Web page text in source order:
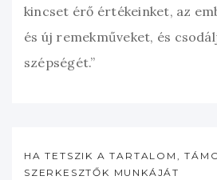
kincset érő értékeinket, az
és új remekműveket, és
szépségét.”
HA TETSZIK A TARTALOM,
SZERKESZTŐK MUNKÁJÁT